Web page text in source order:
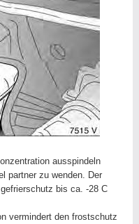
ausspindeln
partner zu wenden. Der
bis ca. -28 C
vermindert den frostschutz